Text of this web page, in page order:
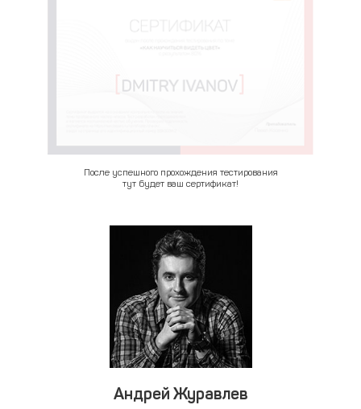
После успешного прохождения тестирования
тут будет ваш сертификат!
Андрей Журавлев